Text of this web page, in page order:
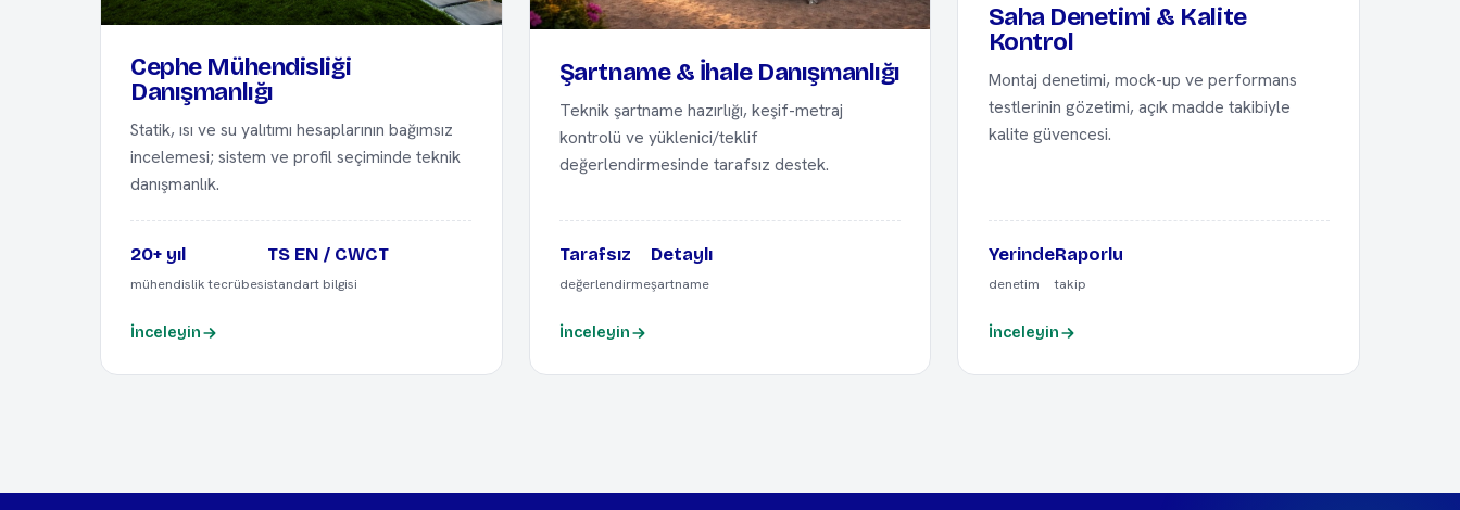
Cephe Mühendisliği
Danışmanlığı
Statik, ısı ve su yalıtımı hesaplarının bağımsız
incelemesi; sistem ve profil seçiminde teknik
danışmanlık.
20+ yıl
mühendislik tecrübesi
TS EN / CWCT
standart bilgisi
İnceleyin
Şartname & İhale Danışmanlığı
Teknik şartname hazırlığı, keşif-metraj
kontrolü ve yüklenici/teklif
değerlendirmesinde tarafsız destek.
Tarafsız
değerlendirme
Detaylı
şartname
İnceleyin
Saha Denetimi & Kalite
Kontrol
Montaj denetimi, mock-up ve performans
testlerinin gözetimi, açık madde takibiyle
kalite güvencesi.
Yerinde
denetim
Raporlu
takip
İnceleyin